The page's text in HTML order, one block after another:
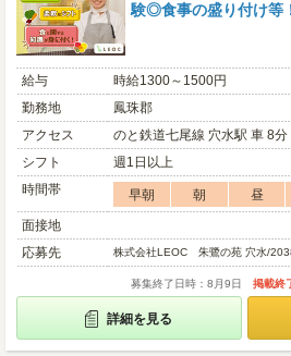
験◎食事の盛り付け等
給与
時給1300～1500円
勤務地
鳳珠郡
アクセス
のと鉄道七尾線 穴水駅 車 8分
シフト
週1日以上
時間帯
早朝 朝 昼
面接地
応募先
株式会社LEOC 朱鷺の苑 穴水/
募集終了日時：8月9日 掲載終
詳細を見る